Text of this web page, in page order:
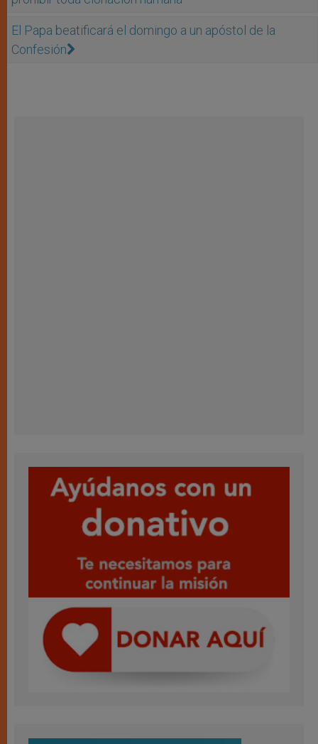
El Papa beatificará el domingo a un apóstol de la
Confesión